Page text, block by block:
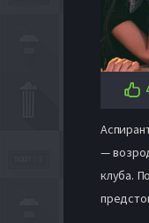
—
клуба.